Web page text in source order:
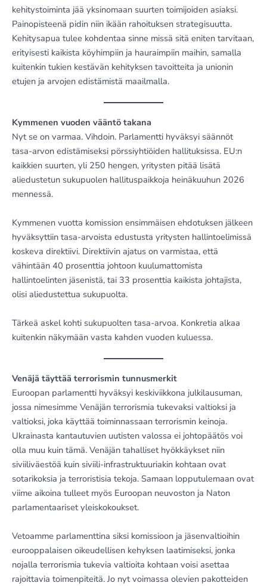
kehitystoiminta jää yksinomaan suurten toimijoiden asiaksi.
Painopisteenä pidin niin ikään rahoituksen strategisuutta.
Kehitysapua tulee kohdentaa sinne missä sitä eniten tarvitaan,
erityisesti kaikista köyhimpiin ja hauraimpiin maihin, samalla
kuitenkin tukien kestävän kehityksen tavoitteita ja unionin
etujen ja arvojen edistämistä maailmalla.
Kymmenen vuoden vääntö takana
Nyt se on varmaa. Vihdoin. Parlamentti hyväksyi säännöt
tasa-arvon edistämiseksi pörssiyhtiöiden hallituksissa. EU:n
kaikkien suurten, yli 250 hengen, yritysten pitää lisätä
aliedustetun sukupuolen hallituspaikkoja heinäkuuhun 2026
mennessä.
Kymmenen vuotta komission ensimmäisen ehdotuksen jälkeen
hyväksyttiin tasa-arvoista edustusta yritysten hallintoelimissä
koskeva direktiivi. Direktiivin ajatus on varmistaa, että
vähintään 40 prosenttia johtoon kuulumattomista
hallintoelinten jäsenistä, tai 33 prosenttia kaikista johtajista,
olisi aliedustettua sukupuolta.
Tärkeä askel kohti sukupuolten tasa-arvoa. Konkretia alkaa
kuitenkin näkymään vasta kahden vuoden kuluessa.
Venäjä täyttää terrorismin tunnusmerkit
Euroopan parlamentti hyväksyi keskiviikkona julkilausuman,
jossa nimesimme Venäjän terrorismia tukevaksi valtioksi ja
valtioksi, joka käyttää toiminnassaan terrorismin keinoja.
Ukrainasta kantautuvien uutisten valossa ei johtopäätös voi
olla muu kuin tämä. Venäjän tahalliset hyökkäykset niin
siviiliväestöä kuin siviili-infrastruktuuriakin kohtaan ovat
sotarikoksia ja terroristisia tekoja. Samaan lopputulemaan ovat
viime aikoina tulleet myös Euroopan neuvoston ja Naton
parlamentaariset yleiskokoukset.
Vetoamme parlamenttina siksi komissioon ja jäsenvaltioihin
eurooppalaisen oikeudellisen kehyksen laatimiseksi, jonka
nojalla terrorismia tukevia valtioita kohtaan voisi asettaa
rajoittavia toimenpiteitä. Jo nyt voimassa olevien pakotteiden